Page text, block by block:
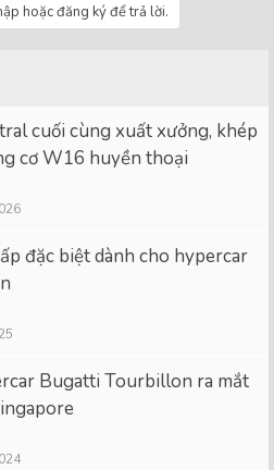
hoặc đăng ký để trả lời.
cuối cùng xuất xưởng, khép
cơ W16 huyền thoại
đặc biệt dành cho hypercar
Bugatti Tourbillon ra mắt